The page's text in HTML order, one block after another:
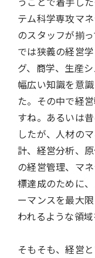
テム科学専攻マ
のスタッフが揃
では狭義の経営
グ、商学、生産
幅広い知識を意
た。その中で経
すね。あるいは
したが、人材の
計、経営分析、
の経営管理、マ
標達成のために
ーマンスを最大
われるような領域
そもそも、経営